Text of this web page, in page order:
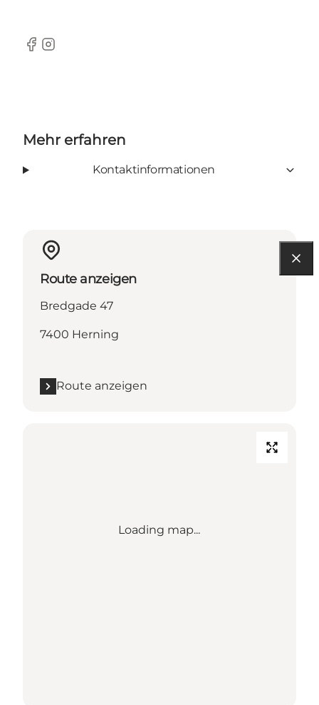
Facebook
Instagram
Mehr erfahren
Kontaktinformationen
Route anzeigen
Bredgade 47
7400 Herning
Route anzeigen
Loading map...